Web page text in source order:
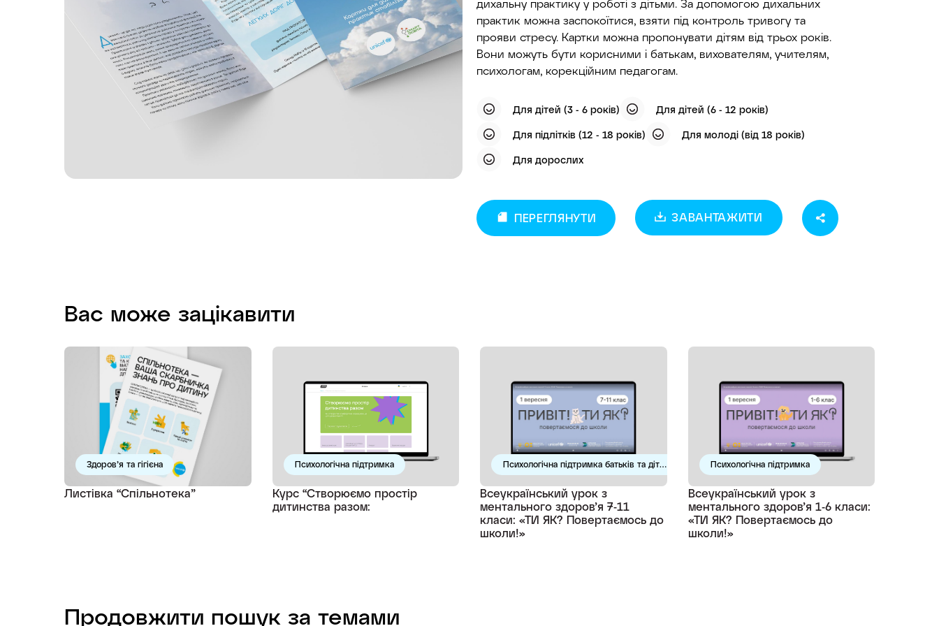
дихальну практику у роботі з дітьми. За допомогою дихальних
практик можна заспокоїтися, взяти під контроль тривогу та
прояви стресу. Картки можна пропонувати дітям від трьох років.
Вони можуть бути корисними і батькам, вихователям, учителям,
психологам, корекційним педагогам.
Для дітей (3 - 6 років) Для дітей (6 - 12 років)
Для підлітків (12 - 18 років) Для молоді (від 18 років)
Для дорослих
ПЕРЕГЛЯНУТИ ЗАВАНТАЖИТИ
Вас може зацікавити
Здоров’я та гігієна
Листівка “Спільнотека”
Психологічна підтримка
Курс “Створюємо простір
дитинства разом:
Психологічна підтримка батьків та дітей
Всеукраїнський урок з
ментального здоров’я 7-11
класи: «ТИ ЯК? Повертаємось до
школи!»
Психологічна підтримка
Всеукраїнський урок з
ментального здоров’я 1-6 класи:
«ТИ ЯК? Повертаємось до
школи!»
Продовжити пошук за темами